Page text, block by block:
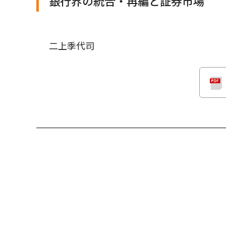
二上季代司